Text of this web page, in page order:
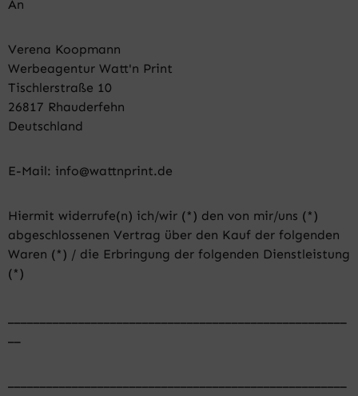
An
Verena Koopmann
Werbeagentur Watt'n Print
Tischlerstraße 10
26817 Rhauderfehn
Deutschland
E-Mail: info@wattnprint.de
Hiermit widerrufe(n) ich/wir (*) den von mir/uns (*)
abgeschlossenen Vertrag über den Kauf der folgenden
Waren (*) / die Erbringung der folgenden Dienstleistung
(*)